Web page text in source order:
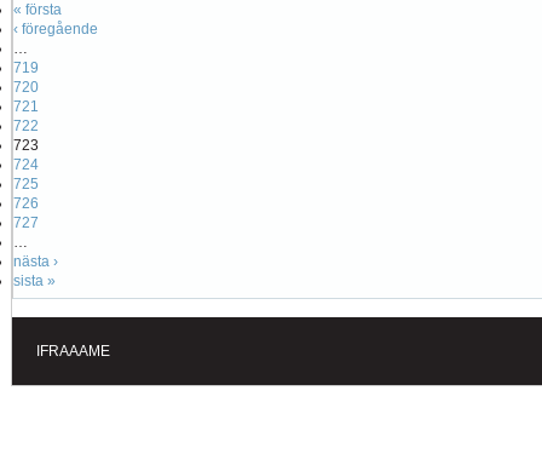
« första
‹ föregående
…
719
720
721
722
723
724
725
726
727
…
nästa ›
sista »
IFRAAAME